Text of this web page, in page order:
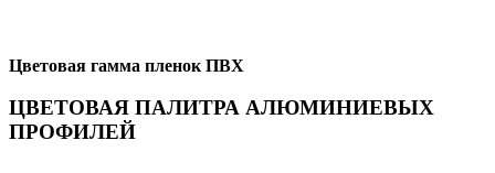
Цветовая гамма пленок ПВХ
ЦВЕТОВАЯ ПАЛИТРА АЛЮМИНИЕВЫХ
ПРОФИЛЕЙ